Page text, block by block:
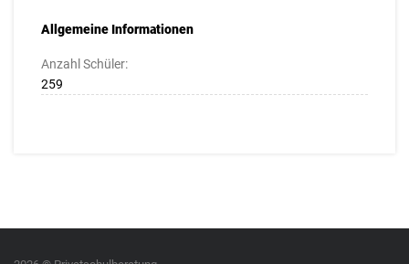
Allgemeine Informationen
Anzahl Schüler:
259